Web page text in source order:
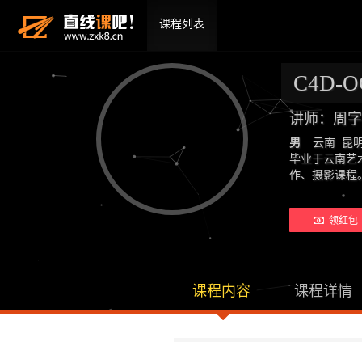
课程列表
C4D-
讲师：周
男
云南 昆
毕业于云南艺
作、摄影课
领红包
课程内容 课程详情